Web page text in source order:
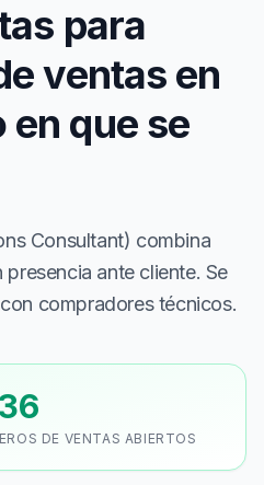
para
ventas en
en que se
Consultant) combina
ante cliente. Se
compradores técnicos.
36
DE VENTAS ABIERTOS